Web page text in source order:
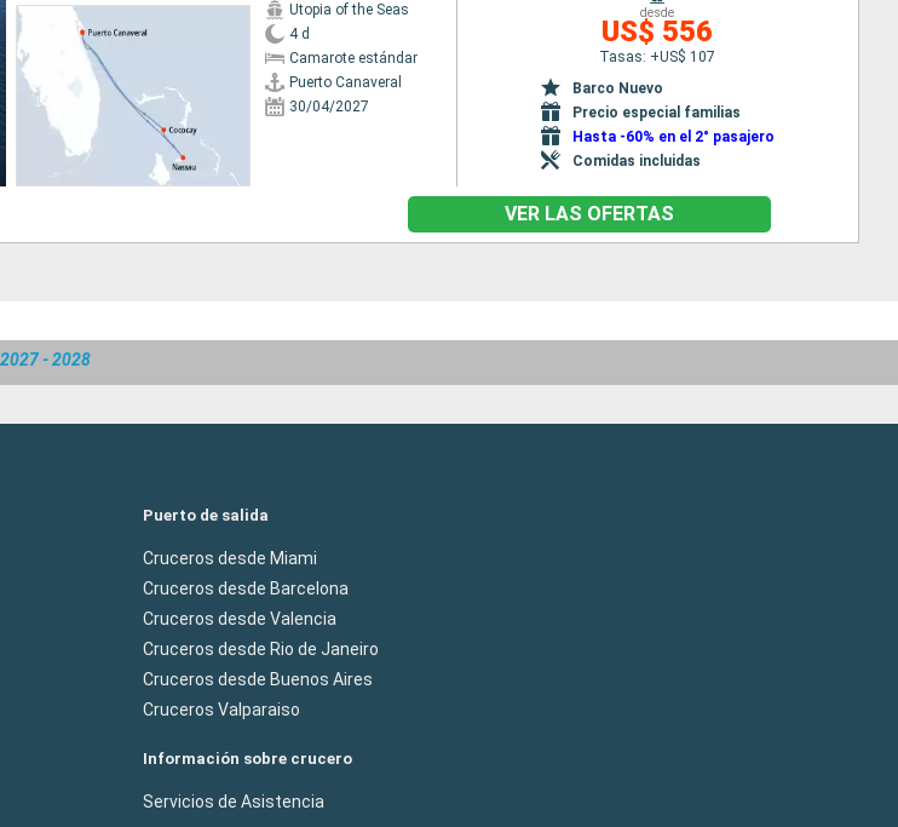
Utopia of the Seas
4 d
Camarote estándar
Puerto Canaveral
30/04/2027
desde
US$ 556
Tasas: +US$ 107
Barco Nuevo
Precio especial familias
Hasta -60% en el 2° pasajero
Comidas incluidas
VER LAS OFERTAS
- 2028
Puerto de salida
Cruceros desde Miami
Cruceros desde Barcelona
Cruceros desde Valencia
Cruceros desde Rio de Janeiro
Cruceros desde Buenos Aires
Cruceros Valparaiso
Información sobre crucero
Servicios de Asistencia